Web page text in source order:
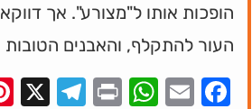
הופכות אותו ל"מצורע". אך
העור להתקלף, והאבנים הטובות
Facebook
Email
Print
X